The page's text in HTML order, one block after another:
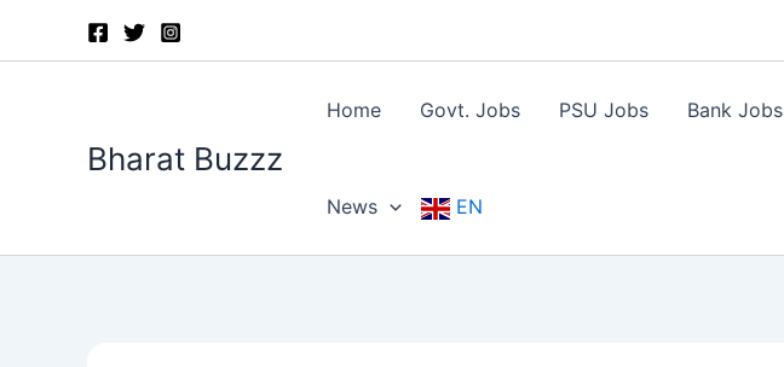
Bharat Buzzz
Home Govt. Jobs PSU Jobs Bank Jobs
News EN